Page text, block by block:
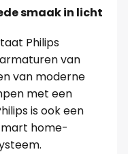
smaak in licht
Philips
van
van moderne
met een
is ook een
home-